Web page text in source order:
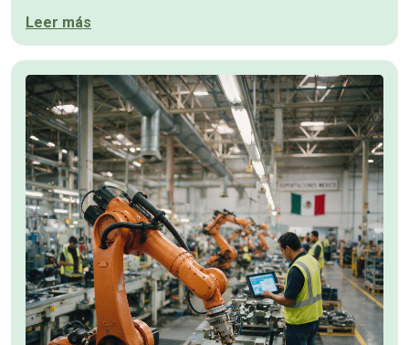
Leer más